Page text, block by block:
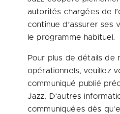
autorités chargées de
continue d’assurer ses
le programme habituel.
Pour plus de détails de
opérationnels, veuillez
communiqué publié
Jazz. D’autres
communiquées dès